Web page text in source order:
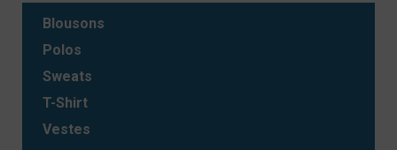
Blousons
Polos
Sweats
T-Shirt
Vestes